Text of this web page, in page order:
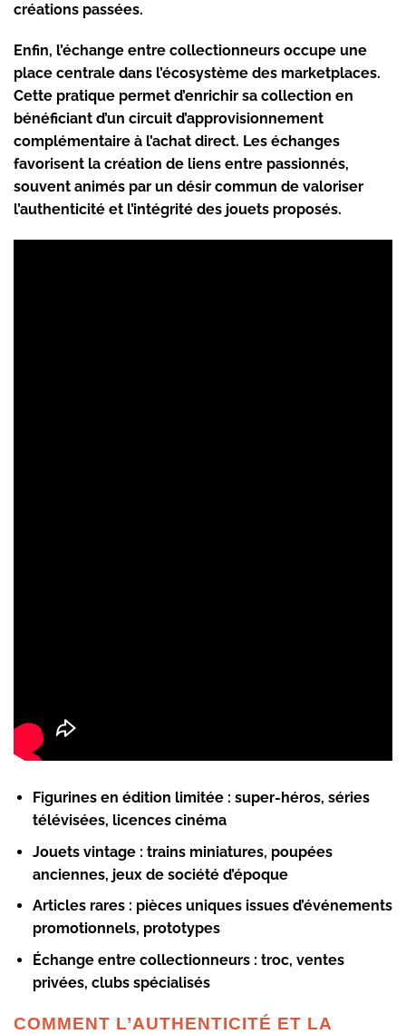
créations passées.
Enfin, l’échange entre collectionneurs occupe une
place centrale dans l’écosystème des marketplaces.
Cette pratique permet d’enrichir sa collection en
bénéficiant d’un circuit d’approvisionnement
complémentaire à l’achat direct. Les échanges
favorisent la création de liens entre passionnés,
souvent animés par un désir commun de valoriser
l’authenticité et l’intégrité des jouets proposés.
Figurines en édition limitée : super-héros, séries
télévisées, licences cinéma
Jouets vintage : trains miniatures, poupées
anciennes, jeux de société d’époque
Articles rares : pièces uniques issues d’événements
promotionnels, prototypes
Échange entre collectionneurs : troc, ventes
privées, clubs spécialisés
COMMENT L’AUTHENTICITÉ ET LA